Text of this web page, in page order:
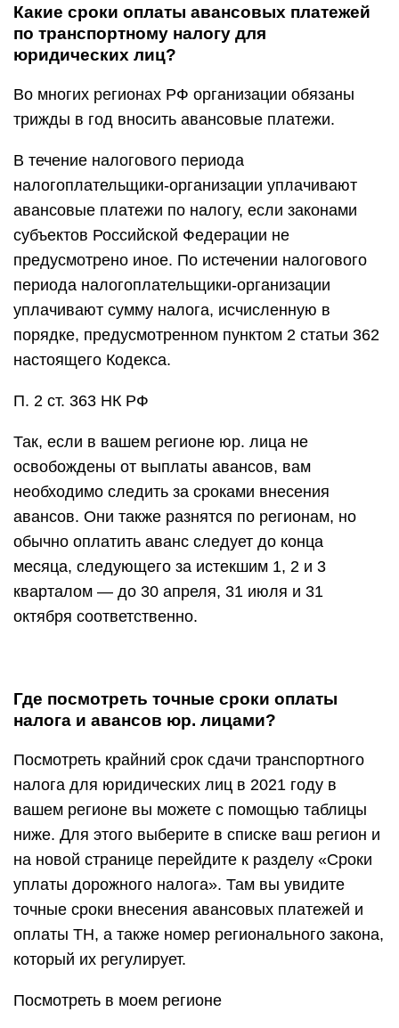
Какие сроки оплаты авансовых платежей
по транспортному налогу для
юридических лиц?
Во многих регионах РФ организации обязаны
трижды в год вносить авансовые платежи.
В течение налогового периода
налогоплательщики-организации уплачивают
авансовые платежи по налогу, если законами
субъектов Российской Федерации не
предусмотрено иное. По истечении налогового
периода налогоплательщики-организации
уплачивают сумму налога, исчисленную в
порядке, предусмотренном пунктом 2 статьи 362
настоящего Кодекса.
П. 2 ст. 363 НК РФ
Так, если в вашем регионе юр. лица не
освобождены от выплаты авансов, вам
необходимо следить за сроками внесения
авансов. Они также разнятся по регионам, но
обычно оплатить аванс следует до конца
месяца, следующего за истекшим 1, 2 и 3
кварталом — до 30 апреля, 31 июля и 31
октября соответственно.
Где посмотреть точные сроки оплаты
налога и авансов юр. лицами?
Посмотреть крайний срок сдачи транспортного
налога для юридических лиц в 2021 году в
вашем регионе вы можете с помощью таблицы
ниже. Для этого выберите в списке ваш регион и
на новой странице перейдите к разделу «Сроки
уплаты дорожного налога». Там вы увидите
точные сроки внесения авансовых платежей и
оплаты ТН, а также номер регионального закона,
который их регулирует.
Посмотреть в моем регионе